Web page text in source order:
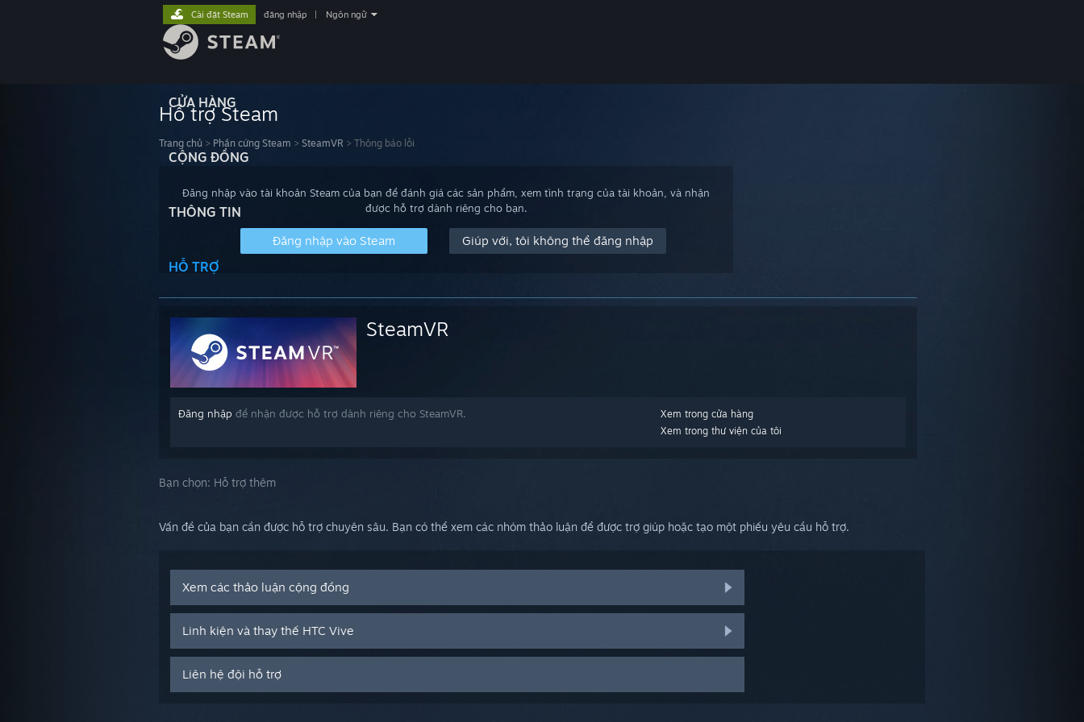
CỬA HÀNG
CỘNG ĐỒNG
THÔNG TIN
HỖ TRỢ
Cài đặt Steam đăng nhập Ngôn ngữ
Hỗ trợ Steam
Trang chủ > Phần cứng Steam > SteamVR > Thông báo lỗi
Đăng nhập vào tài khoản Steam của bạn để đánh giá các sản phẩm, xem tình trạng của tài khoản, và nhận
được hỗ trợ dành riêng cho bạn.
Đăng nhập vào Steam Giúp với, tôi không thể đăng nhập
SteamVR
Xem trong cửa hàng
Xem trong thư viện của tôi
Đăng nhập để nhận được hỗ trợ dành riêng cho SteamVR.
Bạn chọn: Hỗ trợ thêm
Vấn đề của bạn cần được hỗ trợ chuyên sâu. Bạn có thể xem các nhóm thảo luận để được trợ giúp hoặc tạo một phiếu yêu cầu hỗ trợ.
Xem các thảo luận cộng đồng
Linh kiện và thay thế HTC Vive
Liên hệ đội hỗ trợ